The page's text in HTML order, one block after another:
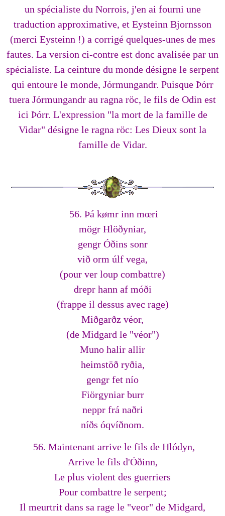
un spécialiste du Norrois, j'en ai fourni une
traduction approximative, et Eysteinn Bjornsson
(merci Eysteinn !) a corrigé quelques-unes de mes
fautes. La version ci-contre est donc avalisée par un
spécialiste. La ceinture du monde désigne le serpent
qui entoure le monde, Jórmungandr. Puisque Þórr
tuera Jórmungandr au ragna röc, le fils de Odin est
ici Þórr. L'expression "la mort de la famille de
Vidar" désigne le ragna röc: Les Dieux sont la
famille de Vidar.
56. Þá kømr inn mœri
mögr Hlöðyniar,
gengr Óðins sonr
við orm úlf vega,
(pour ver loup combattre)
drepr hann af móði
(frappe il dessus avec rage)
Miðgarðz véor,
(de Midgard le "véor")
Muno halir allir
heimstöð ryðia,
gengr fet nío
Fiörgyniar burr
neppr frá naðri
níðs óqvíðnom.
56. Maintenant arrive le fils de Hlódyn,
Arrive le fils d'Óðinn,
Le plus violent des guerriers
Pour combattre le serpent;
Il meurtrit dans sa rage le "veor" de Midgard,